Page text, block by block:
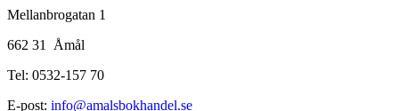
Mellanbrogatan 1
662 31 Åmål
Tel: 0532-157 70
E-post: info@amalsbokhandel.se